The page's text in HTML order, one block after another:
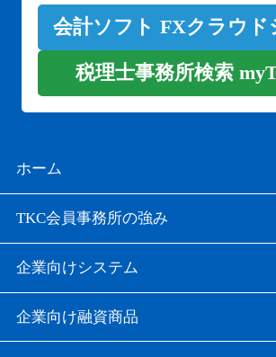
会計ソフト FXクラウド
税理士事務所検索
ホーム
TKC会員事務所の強み
企業向けシステム
企業向け融資商品